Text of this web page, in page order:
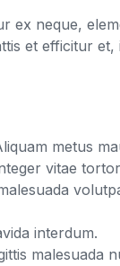
ex neque,
et efficitur
metus
vitae
interdum.
malesuada